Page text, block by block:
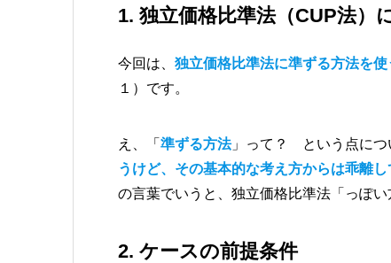
1. 独立価格比準法（CUP法）
今回は、 独立価格比準法に準ずる方法を使
１）です。
え、「 準ずる方法」って？ という点につ
うけど、その基本的な考え方からは乖離
の言葉でいうと、独立価格比準法「っぽい
2. ケースの前提条件